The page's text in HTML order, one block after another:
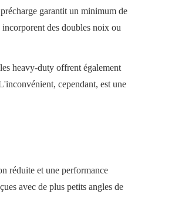
garantit un minimum de
des doubles noix ou
heavy-duty offrent également
cependant, est une
réduite et une performance
avec de plus petits angles de